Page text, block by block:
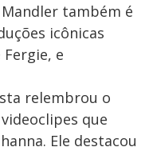
também é
icônicas
Fergie, e
relembrou o
que
Ele destacou